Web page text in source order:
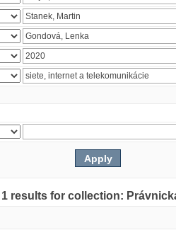
results for collection: